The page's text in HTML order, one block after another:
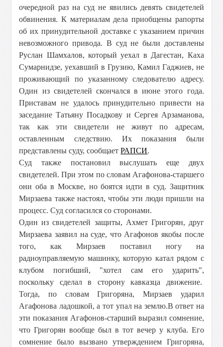
очередной раз на суд не явились девять свидетелей
обвинения. К материалам дела приобщены рапорты
об их принудительной доставке с указанием причин
невозможного привода. В суд не были доставлены
Руслан Шамхалов, который уехал в Дагестан, Каха
Сумарнидзе, уехавший в Грузию, Камил Гаджиев, не
проживающий по указанному следователю адресу.
Один из свидетелей скончался в июне этого года.
Приставам не удалось принудительно привести на
заседание Татьяну Посадкову и Сергея Арзаманова,
так как эти свидетели не живут по адресам,
оставленным следствию. Их показания были
представлены суду, сообщаетРАПСИ.
Суд также постановил выслушать еще двух
свидетелей. При этом по словам Агафонова-старшего
они оба в Москве, но боятся идти в суд. Защитник
Мирзаева также настоял, чтобы эти люди пришли на
процесс. Суд согласился со сторонами.
Один из свидетелей защиты, Ахмет Григорян, друг
Мирзаева заявил на суде, что Агафонов якобы после
того, как Мирзаев поставил ногу на
радиоуправляемую машинку, которую катал рядом с
клубом погибший, "хотел сам его ударить",
поскольку сделал в сторону кавказца движение.
Тогда, по словам Григоряна, Мирзаев ударил
Агафонова ладошкой, а тот упал на землю.В ответ на
эти показания Агафонов-старший выразил сомнение,
что Григорян вообще был в тот вечер у клуба. Его
сомнение было вызвано утверждением Григоряна,